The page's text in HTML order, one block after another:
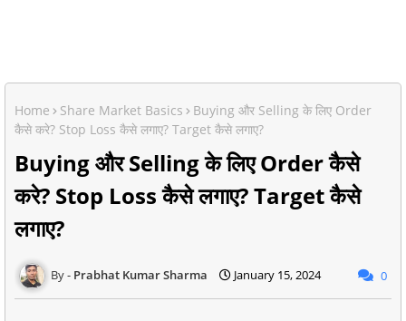
Home Share Market Basics
Buying और Selling के लिए Order
कैसे करे? Stop Loss कैसे लगाए? Target कैसे लगाए?
Buying और Selling के लिए Order कैसे
करे? Stop Loss कैसे लगाए? Target कैसे
लगाए?
Prabhat Kumar Sharma January 15, 2024 0